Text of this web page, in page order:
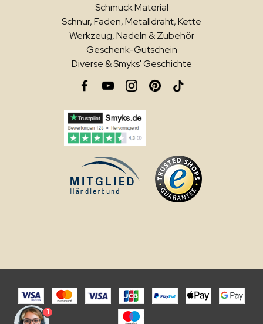
Schmuck Material
Schnur, Faden, Metalldraht, Kette
Werkzeug, Nadeln & Zubehör
Geschenk-Gutschein
Diverse & Smyks' Geschichte
1